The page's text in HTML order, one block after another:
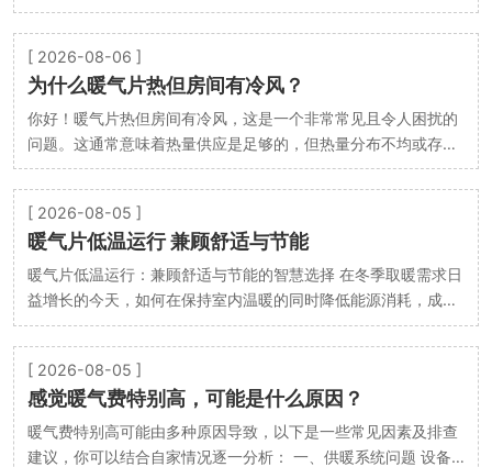
暖成本与维护体验。钢制暖气片凭借其性价比高、…
[ 2026-08-06 ]
为什么暖气片热但房间有冷风？
你好！暖气片热但房间有冷风，这是一个非常常见且令人困扰的
问题。这通常意味着热量供应是足够的，但热量分布不均或存在
冷空气的侵入。 以下是导致这个问题的几个主要原…
[ 2026-08-05 ]
暖气片低温运行 兼顾舒适与节能
暖气片低温运行：兼顾舒适与节能的智慧选择 在冬季取暖需求日
益增长的今天，如何在保持室内温暖的同时降低能源消耗，成为
许多家庭关注的焦点。暖气片低温运行作为一种兼…
[ 2026-08-05 ]
感觉暖气费特别高，可能是什么原因？
暖气费特别高可能由多种原因导致，以下是一些常见因素及排查
建议，你可以结合自家情况逐一分析： 一、供暖系统问题 设备